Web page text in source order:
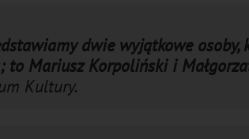
dwie wyjątkowe osoby,
to Mariusz Korpoliński i
Kultury.